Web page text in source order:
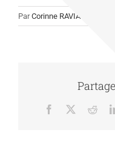
ParCorinne RAVIART
Facebook